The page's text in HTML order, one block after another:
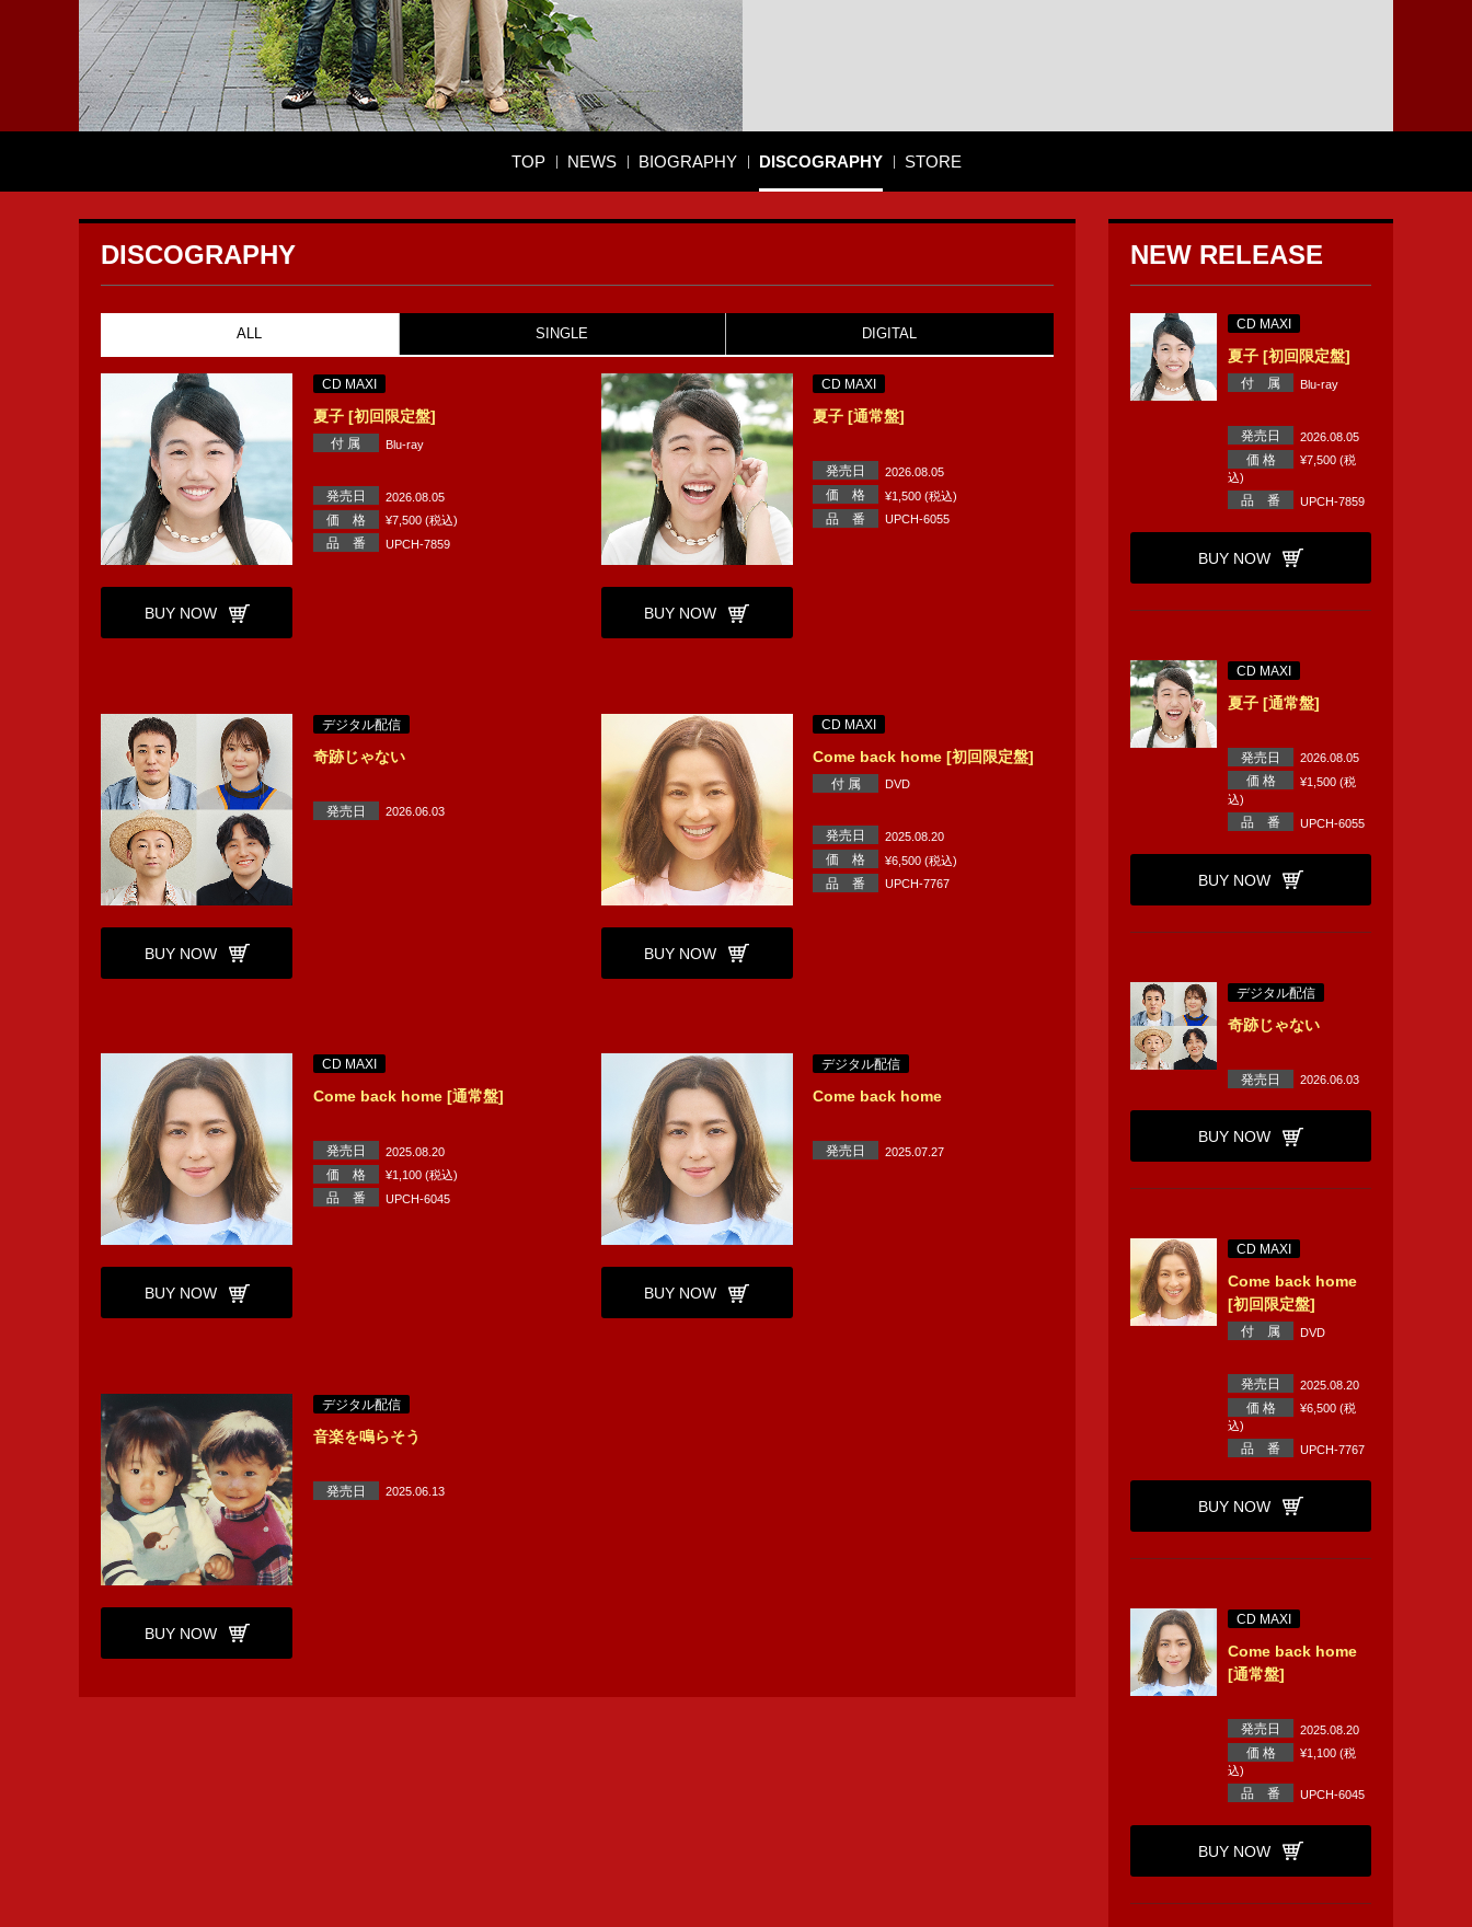
TOP NEWS BIOGRAPHY DISCOGRAPHY STORE
DISCOGRAPHY
ALL SINGLE DIGITAL
BUY NOW
CD MAXI
夏子 [初回限定盤]
付 属 Blu-ray
発売日 2026.08.05
価 格 ¥7,500 (税込)
品 番 UPCH-7859
BUY NOW
CD MAXI
夏子 [通常盤]
発売日 2026.08.05
価 格 ¥1,500 (税込)
品 番 UPCH-6055
BUY NOW
デジタル配信
奇跡じゃない
発売日 2026.06.03
BUY NOW
CD MAXI
Come back home [初回限定盤]
付 属 DVD
発売日 2025.08.20
価 格 ¥6,500 (税込)
品 番 UPCH-7767
BUY NOW
CD MAXI
Come back home [通常盤]
発売日 2025.08.20
価 格 ¥1,100 (税込)
品 番 UPCH-6045
BUY NOW
デジタル配信
Come back home
発売日 2025.07.27
BUY NOW
デジタル配信
音楽を鳴らそう
発売日 2025.06.13
NEW RELEASE
CD MAXI
夏子 [初回限定盤]
付 属 Blu-ray
発売日 2026.08.05
価 格
¥7,500 (税
込)
品 番 UPCH-7859
BUY NOW
CD MAXI
夏子 [通常盤]
発売日 2026.08.05
価 格
¥1,500 (税
込)
品 番 UPCH-6055
BUY NOW
デジタル配信
奇跡じゃない
発売日 2026.06.03
BUY NOW
CD MAXI
Come back home
[初回限定盤]
付 属 DVD
発売日 2025.08.20
価 格
¥6,500 (税
込)
品 番 UPCH-7767
BUY NOW
CD MAXI
Come back home
[通常盤]
発売日 2025.08.20
価 格
¥1,100 (税
込)
品 番 UPCH-6045
BUY NOW